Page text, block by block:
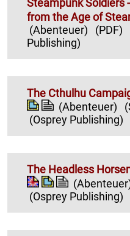
Steampunk Soldiers
from the Age of
(Abenteuer)
(PDF)
Publishing)
The Cthulhu
(Abenteuer)
(Osprey Publishing)
The Headless
(Osprey Publishing)